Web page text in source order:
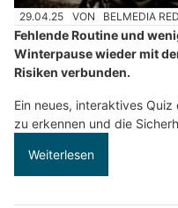
29.04.25 VON BELMEDIA
Fehlende Routine und
Winterpause wieder mit
Risiken verbunden.
Ein neues, interaktives
zu erkennen und die
Weiterlesen